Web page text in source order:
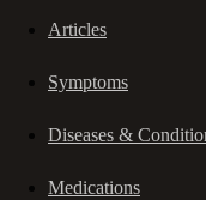
Articles
Symptoms
Diseases &
Medications